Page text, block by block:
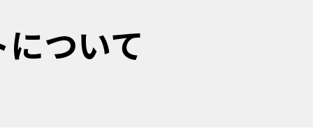
ついて